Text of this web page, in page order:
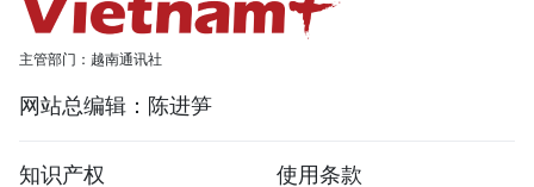
主管部门：越南通讯社
网站总编辑：陈进笋
知识产权 使用条款